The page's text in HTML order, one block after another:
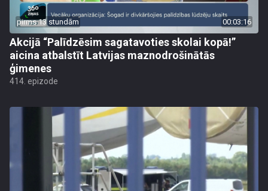
pirms 13 stundām 00:03:16
Akcijā “Palīdzēsim sagatavoties skolai kopā!”
aicina atbalstīt Latvijas maznodrošinātās
ģimenes
414. epizode